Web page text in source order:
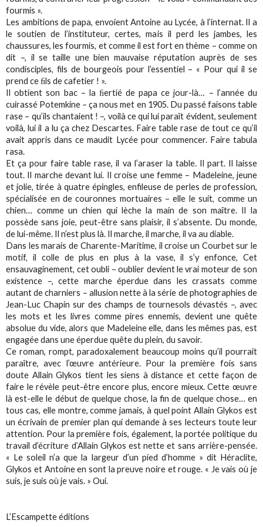
fourmis ».
Les ambitions de papa, envoient Antoine au Lycée, à l’internat. Il a
le soutien de l’instituteur, certes, mais il perd les jambes, les
chaussures, les fourmis, et comme il est fort en thème – comme on
dit –, il se taille une bien mauvaise réputation auprès de ses
condisciples, fils de bourgeois pour l’essentiel – « Pour qui il se
prend ce ﬁls de cafetier ! ».
Il obtient son bac – la ﬁertié de papa ce jour-là… – l’année du
cuirassé Potemkine – ça nous met en 1905. Du passé faisons table
rase – qu’ils chantaient ! –, voilà ce qui lui paraît évident, seulement
voilà, lui il a lu ça chez Descartes. Faire table rase de tout ce qu’il
avait appris dans ce maudit Lycée pour commencer. Faire tabula
rasa.
Et ça pour faire table rase, il va l’araser la table. Il part. Il laisse
tout. Il marche devant lui. Il croise une femme – Madeleine, jeune
et jolie, tirée à quatre épingles, enfileuse de perles de profession,
spécialisée en de couronnes mortuaires – elle le suit, comme un
chien… comme un chien qui lèche la main de son maître. Il la
possède sans joie, peut-être sans plaisir, il s’absente. Du monde,
de lui-même. Il n’est plus là. Il marche, il marche, il va au diable.
Dans les marais de Charente-Maritime, il croise un Courbet sur le
motif, il colle de plus en plus à la vase, il s’y enfonce, Cet
ensauvaginement, cet oubli – oublier devient le vrai moteur de son
existence –, cette marche éperdue dans les crassats comme
autant de charniers – allusion nette à la série de photographies de
Jean-Luc Chapin sur des champs de tournesols dévastés –, avec
les mots et les livres comme pires ennemis, devient une quête
absolue du vide, alors que Madeleine elle, dans les mêmes pas, est
engagée dans une éperdue quête du plein, du savoir.
Ce roman, rompt, paradoxalement beaucoup moins qu’il pourrait
paraître, avec l’œuvre antérieure. Pour la première fois sans
doute Allain Glykos tient les siens à distance et cette façon de
faire le révèle peut-être encore plus, encore mieux. Cette œuvre
là est-elle le début de quelque chose, la fin de quelque chose… en
tous cas, elle montre, comme jamais, à quel point Allain Glykos est
un écrivain de premier plan qui demande à ses lecteurs toute leur
attention. Pour la première fois, également, la portée politique du
travail d’écriture d’Allain Glykos est nette et sans arrière-pensée.
« Le soleil n’a que la largeur d’un pied d’homme » dit Héraclite,
Glykos et Antoine en sont la preuve noire et rouge. « Je vais où je
suis, je suis où je vais. » Oui.
L’Escampette éditions